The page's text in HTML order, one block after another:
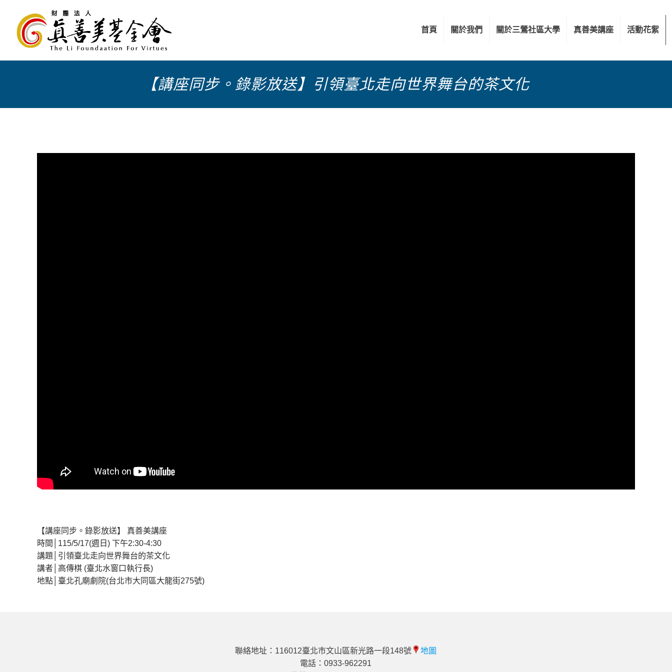
首頁 關於我們 關於三鶯社區大學 真善美講座 活動花絮
【講座同步。錄影放送】引領臺北走向世界舞台的茶文化
【講座同步。錄影放送】 真善美講座
時間│115/5/17(週日) 下午2:30-4:30
講題│引領臺北走向世界舞台的茶文化
講者│高傳棋 (臺北水窗口執行長)
地點│臺北孔廟劇院(台北市大同區大龍街275號)
聯絡地址：116012臺北市文山區新光路一段148號
地圖
電話：0933-962291